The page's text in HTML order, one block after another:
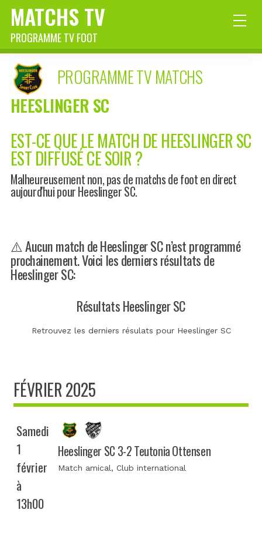
MATCHS TV
PROGRAMME TV FOOT
PROGRAMME TV MATCHS
HEESLINGER SC
EST-CE QUE LE MATCH DE HEESLINGER SC
EST DIFFUSÉ CE SOIR ?
Malheureusement non, pas de matchs de foot en direct
aujourd'hui pour Heeslinger SC.
⚠️ Aucun match de Heeslinger SC n’est programmé
prochainement. Voici les derniers résultats de
Heeslinger SC:
Résultats Heeslinger SC
Retrouvez les derniers résulats pour Heeslinger SC
FÉVRIER 2025
Samedi
1
février
à
13h00
Heeslinger SC 3-2 Teutonia Ottensen
Match amical, Club international